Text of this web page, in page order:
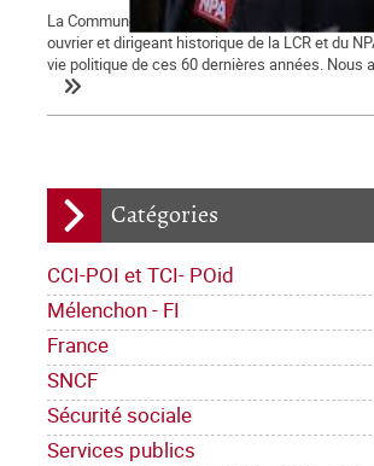
Catégories
CCI-POI et TCI- POid
Mélenchon - FI
France
SNCF
Sécurité sociale
Services publics
La Commune tient à saluer la mémoire d'Alain
ouvrier et dirigeant historique de la LCR et du
vie politique de ces 60 dernières années. Nous